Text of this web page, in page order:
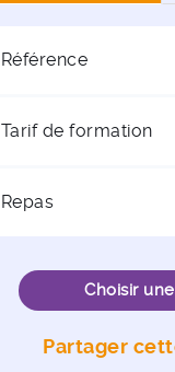
Référence
Tarif de formation
Repas
Choisir
Partager